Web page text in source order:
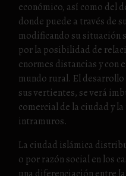
económico, así como del
donde puede a través de
modificando su situación
por la posibilidad de
enormes distancias y con
mundo rural. El
sus vertientes, se verá
comercial de la ciudad y
intramuros.
La ciudad islámica
o por razón social en los